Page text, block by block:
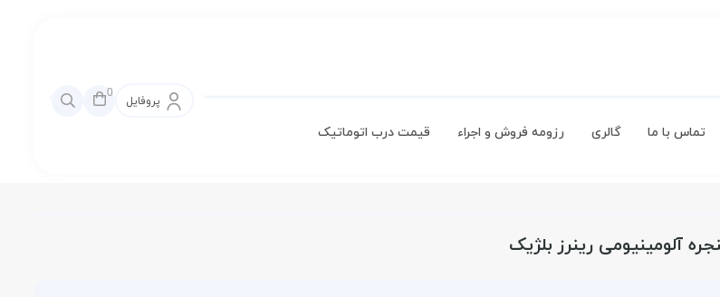
تماس با ما گالری رزومه فروش و اجراء قیمت درب اتوماتیک
پروفایل
0
آلومینیومی رینرز بلژیک